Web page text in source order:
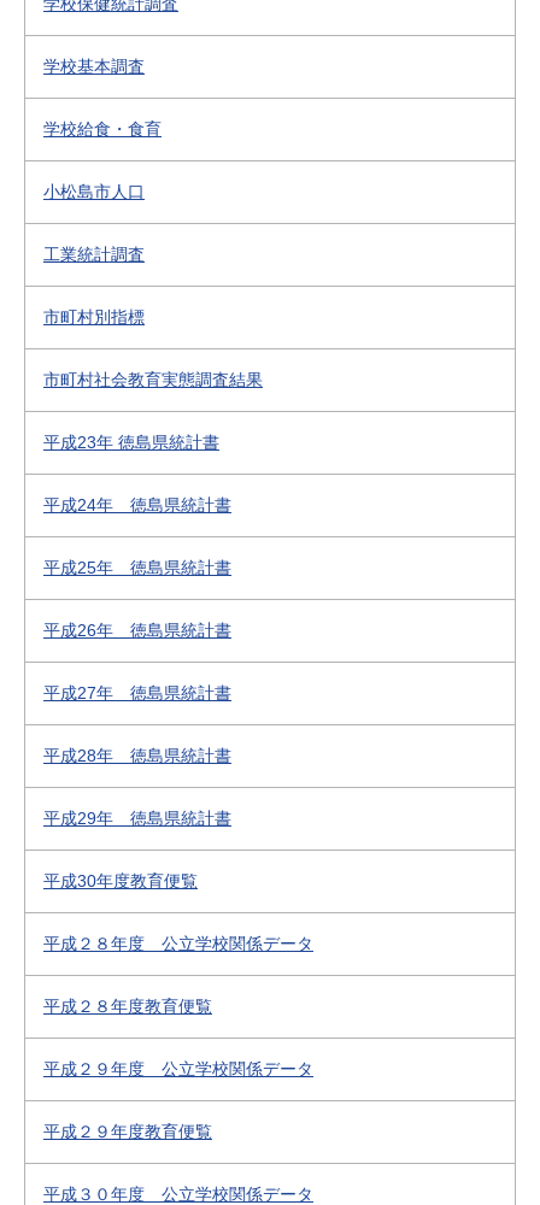
学校基本調査
学校給食・食育
小松島市人口
工業統計調査
市町村別指標
市町村社会教育実態調査結果
平成23年 徳島県統計書
平成24年 徳島県統計書
平成25年 徳島県統計書
平成26年 徳島県統計書
平成27年 徳島県統計書
平成28年 徳島県統計書
平成29年 徳島県統計書
平成30年度教育便覧
平成２８年度 公立学校関係データ
平成２８年度教育便覧
平成２９年度 公立学校関係データ
平成２９年度教育便覧
平成３０年度 公立学校関係データ